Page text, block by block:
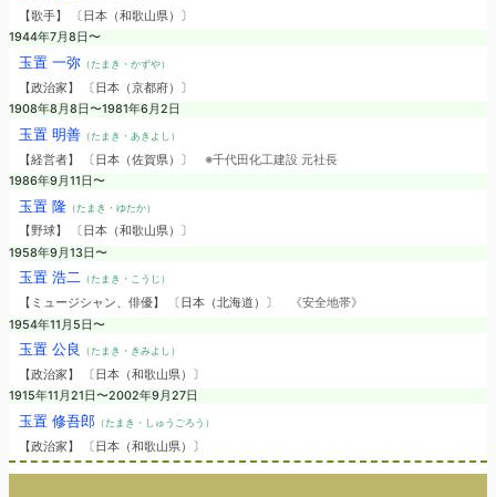
【歌手】 〔日本（和歌山県）〕
1944年7月8日〜
玉置 一弥（たまき・かずや）
【政治家】 〔日本（京都府）〕
1908年8月8日〜1981年6月2日
玉置 明善（たまき・あきよし）
【経営者】 〔日本（佐賀県）〕 ※千代田化工建設 元社長
1986年9月11日〜
玉置 隆（たまき・ゆたか）
【野球】 〔日本（和歌山県）〕
1958年9月13日〜
玉置 浩二（たまき・こうじ）
【ミュージシャン、俳優】 〔日本（北海道）〕
《安全地帯》
1954年11月5日〜
玉置 公良 （たまき・きみよし）
【政治家】 〔日本（和歌山県）〕
1915年11月21日〜2002年9月27日
玉置 修吾郎（たまき・しゅうごろう）
【政治家】 〔日本（和歌山県）〕